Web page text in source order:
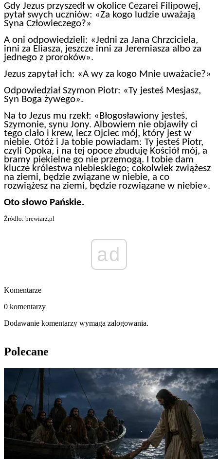
Gdy Jezus przyszedł w okolice Cezarei Filipowej,
pytał swych uczniów: «Za kogo ludzie uważają
Syna Człowieczego?»
A oni odpowiedzieli: «Jedni za Jana Chrzciciela,
inni za Eliasza, jeszcze inni za Jeremiasza albo za
jednego z proroków».
Jezus zapytał ich: «A wy za kogo Mnie uważacie?»
Odpowiedział Szymon Piotr: «Ty jesteś Mesjasz,
Syn Boga żywego».
Na to Jezus mu rzekł: «Błogosławiony jesteś,
Szymonie, synu Jony. Albowiem nie objawiły ci
tego ciało i krew, lecz Ojciec mój, który jest w
niebie. Otóż i Ja tobie powiadam: Ty jesteś Piotr,
czyli Opoka, i na tej opoce zbuduję Kościół mój, a
bramy piekielne go nie przemogą. I tobie dam
klucze królestwa niebieskiego; cokolwiek zwiążesz
na ziemi, będzie związane w niebie, a co
rozwiążesz na ziemi, będzie rozwiązane w niebie».
Oto słowo Pańskie.
Źródło: brewiarz.pl
ad
Komentarze
0 komentarzy
Dodawanie komentarzy wymaga zalogowania.
Polecane